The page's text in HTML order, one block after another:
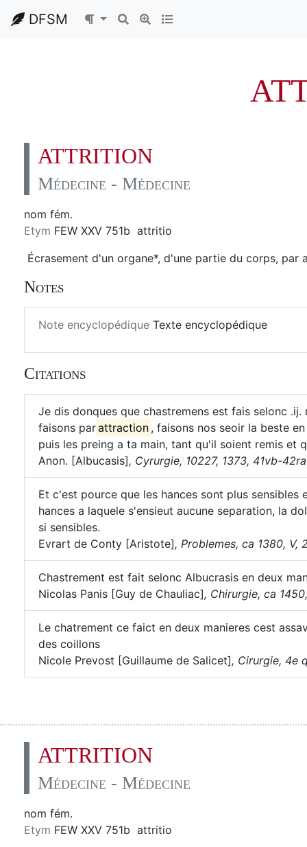
DFSM
ATTRITION
Médecine - Médecine
nom fém.
Etym FEW XXV 751b attritio
Écrasement d'un organe*, d'une partie du corps, par
Notes
Note encyclopédique Texte encyclopédique
Citations
Je dis donques que chastremens est fais selonc .ij.
faisons parattraction , faisons nos seoir la beste
puis les preing a ta main, tant qu'il soient remis et
Anon. [Albucasis], Cyrurgie, 10227, 1373, 41vb-
Et c'est pource que les hances sont plus
hances a laquele s'ensieut aucune separation, la
si sensibles.
Evrart de Conty [Aristote], Problemes, ca 1380, V,
Chastrement est fait selonc Albucrasis en deux
Nicolas Panis [Guy de Chauliac], Chirurgie, ca
Le chatrement ce faict en deux manieres cest
des coillons
Nicole Prevost [Guillaume de Salicet], Cirurgie, 4e
ATTRITION
Médecine - Médecine
nom fém.
Etym FEW XXV 751b attritio